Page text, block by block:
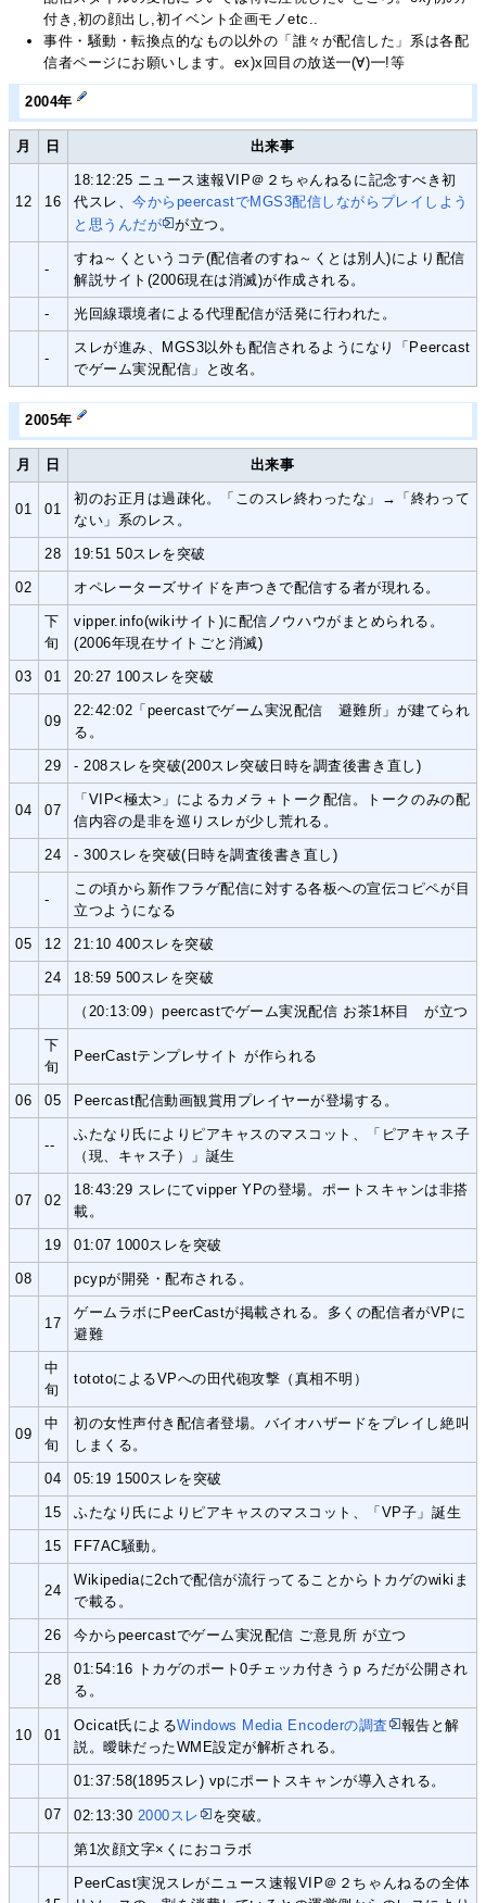
付き,初の顔出し,初イベント企画モノetc..
事件・騒動・転換点的なもの以外の「誰々が配信した」系は各配
信者ページにお願いします。ex)x回目の放送━(∀)━!等
2004年
月 日 出来事
12 16
18:12:25 ニュース速報VIP＠２ちゃんねるに記念すべき初
代スレ、今からpeercastでMGS3配信しながらプレイしよう
と思うんだが
が立つ。
-
すね～くというコテ(配信者のすね～くとは別人)により配信
解説サイト(2006現在は消滅)が作成される。
- 光回線環境者による代理配信が活発に行われた。
-
スレが進み、MGS3以外も配信されるようになり「Peercast
でゲーム実況配信」と改名。
2005年
月 日 出来事
01 01
初のお正月は過疎化。「このスレ終わったな」→「終わって
ない」系のレス。
28 19:51 50スレを突破
02 オペレーターズサイドを声つきで配信する者が現れる。
下
旬
vipper.info(wikiサイト)に配信ノウハウがまとめられる。
(2006年現在サイトごと消滅)
03 01 20:27 100スレを突破
09
22:42:02「peercastでゲーム実況配信 避難所」が建てられ
る。
29 - 208スレを突破(200スレ突破日時を調査後書き直し)
04 07
「VIP<極太>」によるカメラ＋トーク配信。トークのみの配
信内容の是非を巡りスレが少し荒れる。
24 - 300スレを突破(日時を調査後書き直し)
-
この頃から新作フラゲ配信に対する各板への宣伝コピペが目
立つようになる
05 12 21:10 400スレを突破
24 18:59 500スレを突破
（20:13:09）peercastでゲーム実況配信 お茶1杯目 が立つ
下
旬
PeerCastテンプレサイト が作られる
06 05 Peercast配信動画観賞用プレイヤーが登場する。
--
ふたなり氏によりピアキャスのマスコット、「ピアキャス子
（現、キャス子）」誕生
07 02
18:43:29 スレにてvipper YPの登場。ポートスキャンは非搭
載。
19 01:07 1000スレを突破
08 pcypが開発・配布される。
17
ゲームラボにPeerCastが掲載される。多くの配信者がVPに
避難
中
旬
tototoによるVPへの田代砲攻撃（真相不明）
09
中
旬
初の女性声付き配信者登場。バイオハザードをプレイし絶叫
しまくる。
04 05:19 1500スレを突破
15 ふたなり氏によりピアキャスのマスコット、「VP子」誕生
15 FF7AC騒動。
24
Wikipediaに2chで配信が流行ってることからトカゲのwikiま
で載る。
26 今からpeercastでゲーム実況配信 ご意見所 が立つ
28
01:54:16 トカゲのポート0チェッカ付きうｐろだが公開され
る。
10 01
Ocicat氏によるWindows Media Encoderの調査
報告と解
説。曖昧だったWME設定が解析される。
01:37:58(1895スレ) vpにポートスキャンが導入される。
07 02:13:30 2000スレ を突破。
第1次顔文字×くにおコラボ
PeerCast実況スレがニュース速報VIP＠２ちゃんねるの全体